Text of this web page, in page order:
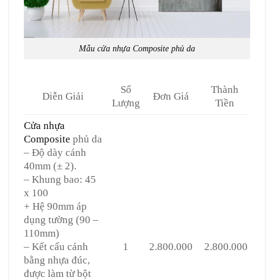
Mẫu cửa nhựa Composite phủ da
Diễn Giải
Số
Lượng
Đơn Giá
Thành
Tiền
Cửa nhựa
Composite phủ da
– Độ dày cánh
40mm (± 2).
– Khung bao: 45
x 100
+ Hệ 90mm áp
dụng tường (90 –
110mm)
– Kết cấu cánh
bằng nhựa đúc,
được làm từ bột
1 2.800.000 2.800.000